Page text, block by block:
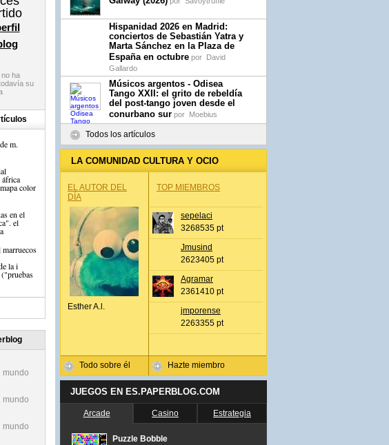
m.
áfrica
color
en el
el
la i
mundo
mundo
mundo
Hispanidad 2026 en Madrid:
conciertos de Sebastián Yatra y
Marta Sánchez en la Plaza de
España en octubre por David
Gallardo
Músicos argentos - Odisea
Tango XXII: el grito de rebeldía
del post-tango joven desde el
conurbano sur por Moebius
Todos los artículos
LA COMUNIDAD CULTURA Y OCIO
EL AUTOR DEL
DÍA
Esther A.l.
Todo sobre él
TOP MIEMBROS
sepelaci
3268535 pt
Jmusind
2623405 pt
Agramar
2361410 pt
jmporense
2263355 pt
Hazte miembro
JUEGOS EN ES.PAPERBLOG.COM
Arcade Casino Estrategia
Puzzle Bobble